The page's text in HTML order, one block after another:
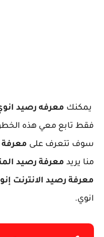
يمكنك معرفه رصيد
فقط تابع معي هذه
سوف تتعرف على معرفة
منا يريد معرفة رصيد
معرفة رصيد الانترنت
انوي.